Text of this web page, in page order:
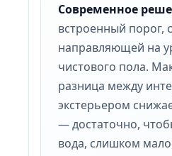
Современное
встроенный порог, с
направляющей на
чистового пола.
разница между
экстерьером
— достаточно,
вода, слишком